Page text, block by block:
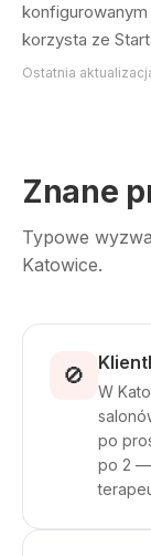
korzysta ze
Ostatnia
Znane
Typowe
Katowice.
🚫
W
po
po 2 —